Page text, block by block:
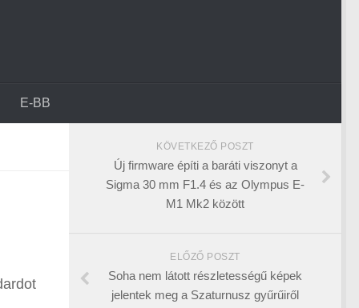
E-BB
KÖVETKEZŐ POSZT
Új firmware építi a baráti viszonyt a
Sigma 30 mm F1.4 és az Olympus E-
M1 Mk2 között
ELŐZŐ POSZT
Soha nem látott részletességű képek
jelentek meg a Szaturnusz gyűrűiről